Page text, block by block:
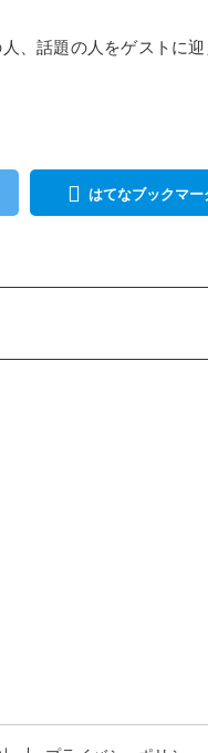
、話題の人をゲストに
はてなブックマー